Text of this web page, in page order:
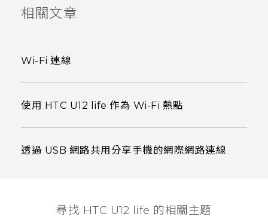
相關文章
Wi-Fi 連線
使用 HTC U12 life 作為 Wi-Fi 熱點
透過 USB 網路共用分享手機的網際網路連線
尋找 HTC U12 life 的相關主題